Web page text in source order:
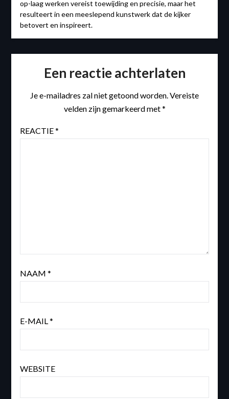
op-laag werken vereist toewijding en precisie, maar het
resulteert in een meeslepend kunstwerk dat de kijker
betovert en inspireert.
Een reactie achterlaten
Je e-mailadres zal niet getoond worden.Vereiste
velden zijn gemarkeerd met*
REACTIE*
NAAM *
E-MAIL*
WEBSITE